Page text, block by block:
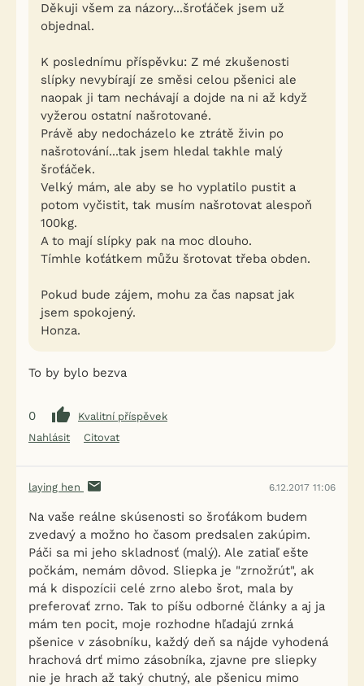
Děkuji všem za názory...šroťáček jsem už
objednal.
K poslednímu příspěvku: Z mé zkušenosti
slípky nevybírají ze směsi celou pšenici ale
naopak ji tam nechávají a dojde na ni až když
vyžerou ostatní našrotované.
Právě aby nedocházelo ke ztrátě živin po
našrotování...tak jsem hledal takhle malý
šroťáček.
Velký mám, ale aby se ho vyplatilo pustit a
potom vyčistit, tak musím našrotovat alespoň
100kg.
A to mají slípky pak na moc dlouho.
Tímhle koťátkem můžu šrotovat třeba obden.
Pokud bude zájem, mohu za čas napsat jak
jsem spokojený.
Honza.
To by bylo bezva
0
Kvalitní příspěvek
Nahlásit
Citovat
laying hen 6.12.2017 11:06
Na vaše reálne skúsenosti so šroťákom budem
zvedavý a možno ho časom predsalen zakúpim.
Páči sa mi jeho skladnosť (malý). Ale zatiaľ ešte
počkám, nemám dôvod. Sliepka je "zrnožrút", ak
má k dispozícii celé zrno alebo šrot, mala by
preferovať zrno. Tak to píšu odborné články a aj ja
mám ten pocit, moje rozhodne hľadajú zrnká
pšenice v zásobníku, každý deň sa nájde vyhodená
hrachová drť mimo zásobníka, zjavne pre sliepky
nie je hrach až taký chutný, ale pšenicu mimo